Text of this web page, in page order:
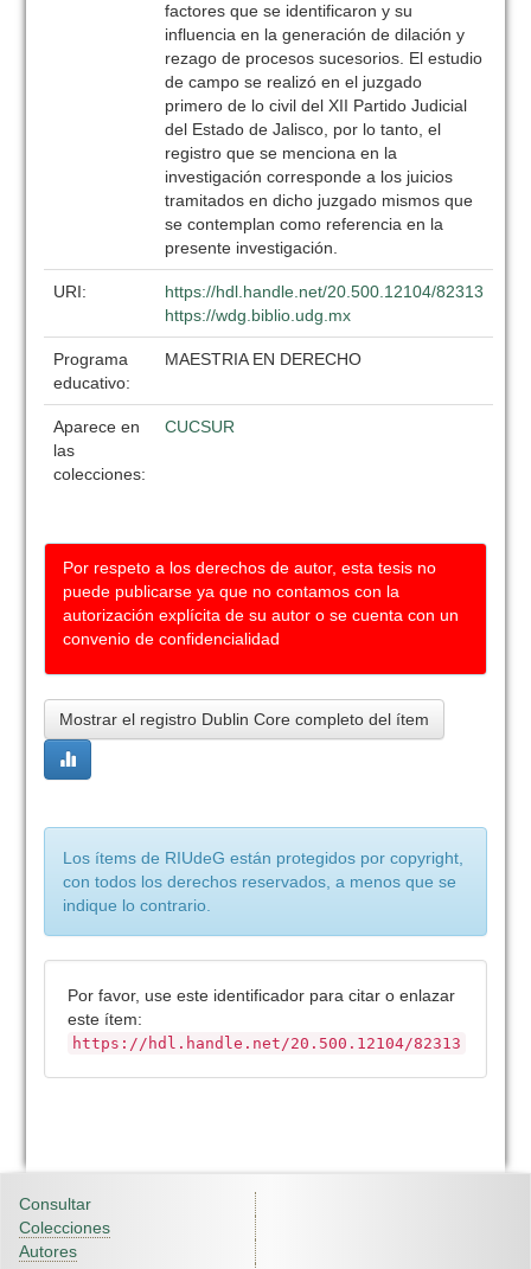
factores que se identificaron y su
influencia en la generación de dilación y
rezago de procesos sucesorios. El estudio
de campo se realizó en el juzgado
primero de lo civil del XII Partido Judicial
del Estado de Jalisco, por lo tanto, el
registro que se menciona en la
investigación corresponde a los juicios
tramitados en dicho juzgado mismos que
se contemplan como referencia en la
presente investigación.
URI:
https://hdl.handle.net/20.500.12104/82313
https://wdg.biblio.udg.mx
Programa
educativo:
MAESTRIA EN DERECHO
Aparece en
las
colecciones:
CUCSUR
Por respeto a los derechos de autor, esta tesis no
puede publicarse ya que no contamos con la
autorización explícita de su autor o se cuenta con un
convenio de confidencialidad
Mostrar el registro Dublin Core completo del ítem
Los ítems de RIUdeG están protegidos por copyright,
con todos los derechos reservados, a menos que se
indique lo contrario.
Por favor, use este identificador para citar o enlazar
este ítem:
https://hdl.handle.net/20.500.12104/82313
Consultar
Colecciones
Autores